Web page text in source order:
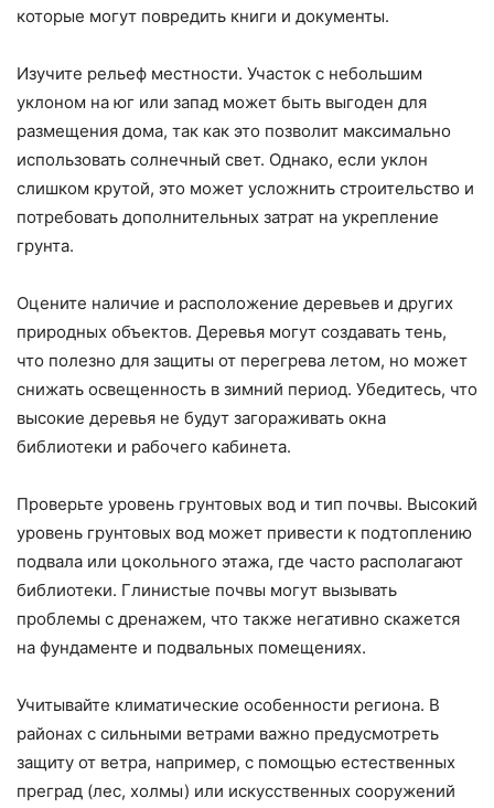
которые могут повредить книги и документы.
Изучите рельеф местности. Участок с небольшим
уклоном на юг или запад может быть выгоден для
размещения дома, так как это позволит максимально
использовать солнечный свет. Однако, если уклон
слишком крутой, это может усложнить строительство и
потребовать дополнительных затрат на укрепление
грунта.
Оцените наличие и расположение деревьев и других
природных объектов. Деревья могут создавать тень,
что полезно для защиты от перегрева летом, но может
снижать освещенность в зимний период. Убедитесь, что
высокие деревья не будут загораживать окна
библиотеки и рабочего кабинета.
Проверьте уровень грунтовых вод и тип почвы. Высокий
уровень грунтовых вод может привести к подтоплению
подвала или цокольного этажа, где часто располагают
библиотеки. Глинистые почвы могут вызывать
проблемы с дренажем, что также негативно скажется
на фундаменте и подвальных помещениях.
Учитывайте климатические особенности региона. В
районах с сильными ветрами важно предусмотреть
защиту от ветра, например, с помощью естественных
преград (лес, холмы) или искусственных сооружений